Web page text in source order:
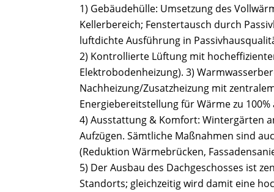
1) Gebäudehülle: Umsetzung des
Kellerbereich; Fenstertausch durch
luftdichte Ausführung in
2) Kontrollierte Lüftung mit
Elektrobodenheizung). 3)
Nachheizung/Zusatzheizung mit
Energiebereitstellung für Wärme zu
4) Ausstattung & Komfort: Wintergärten
Aufzügen. Sämtliche Maßnahmen sind
(Reduktion Wärmebrücken,
5) Der Ausbau des Dachgeschosses ist
Standorts; gleichzeitig wird damit eine